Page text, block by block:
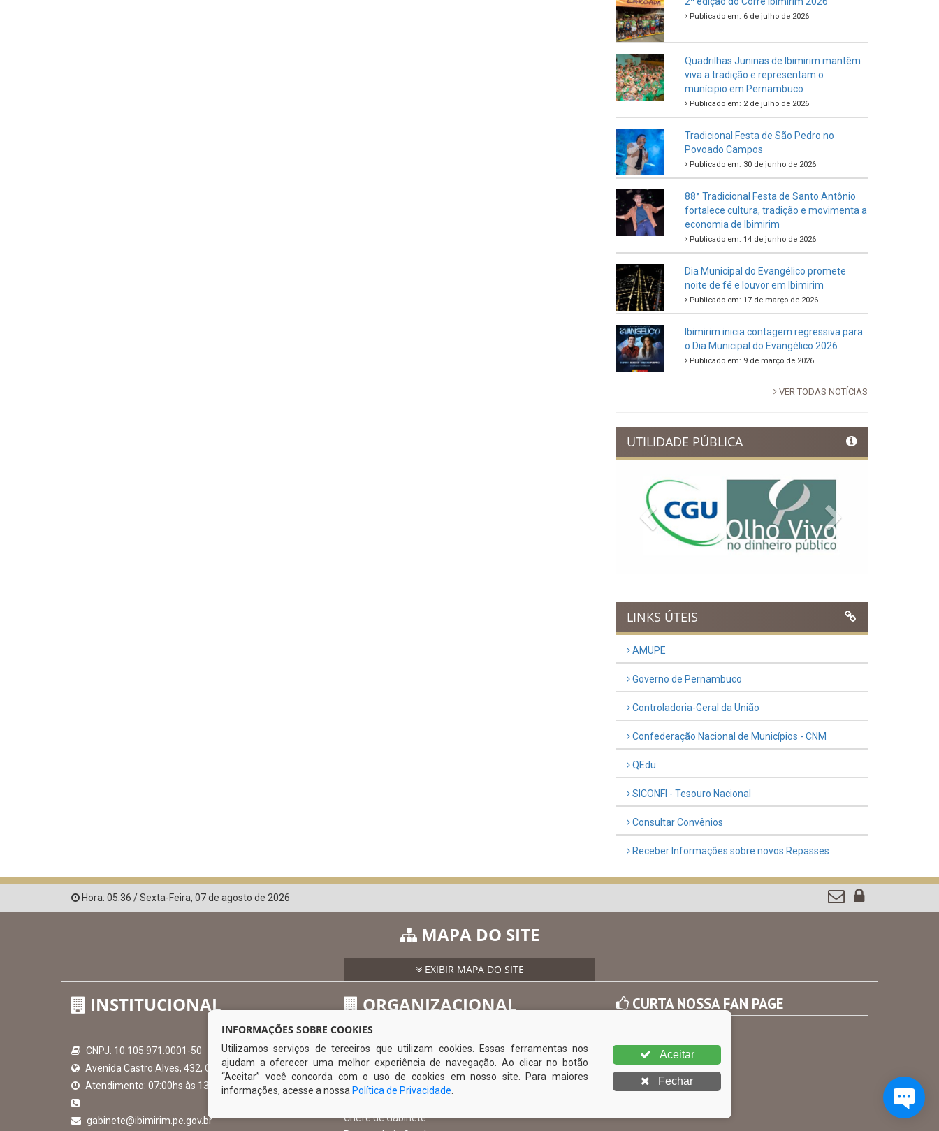
Publicado em: 6 de julho de 2026
Quadrilhas Juninas de Ibimirim mantêm
viva a tradição e representam o
munícipio em Pernambuco
Publicado em: 2 de julho de 2026
Tradicional Festa de São Pedro no
Povoado Campos
Publicado em: 30 de junho de 2026
88ª Tradicional Festa de Santo Antônio
fortalece cultura, tradição e movimenta a
economia de Ibimirim
Publicado em: 14 de junho de 2026
Dia Municipal do Evangélico promete
noite de fé e louvor em Ibimirim
Publicado em: 17 de março de 2026
Ibimirim inicia contagem regressiva para
o Dia Municipal do Evangélico 2026
Publicado em: 9 de março de 2026
VER TODAS NOTÍCIAS
UTILIDADE PÚBLICA
Previous
LINKS ÚTEIS
AMUPE
Governo de Pernambuco
Controladoria-Geral da União
Confederação Nacional de Municípios - CNM
QEdu
SICONFI - Tesouro Nacional
Consultar Convênios
Receber Informações sobre novos Repasses
Hora: 05:36 /Sexta-Feira, 07 de agosto de 2026
MAPA DO SITE
EXIBIR MAPA DO SITE
INSTITUCIONAL
CNPJ: 10.105.971.0001-50
Avenida Castro Alves, 432, Centro - CEP: 56-580-000
Atendimento: 07:00hs às 13:00hs
gabinete@ibimirim.pe.gov.br
ORGANIZACIONAL
O Prefeito
Vice Prefeito
Ouvidoria Municipal
Chefe de Gabinete
CURTA NOSSA FAN PAGE
INFORMAÇÕES SOBRE COOKIES
Utilizamos serviços de terceiros que utilizam cookies. Essas ferramentas nos
ajudam a oferecer uma melhor experiência de navegação. Ao clicar no botão
“Aceitar” você concorda com o uso de cookies em nosso site. Para maiores
informações, acesse a nossa Política de Privacidade
Aceitar
Fechar